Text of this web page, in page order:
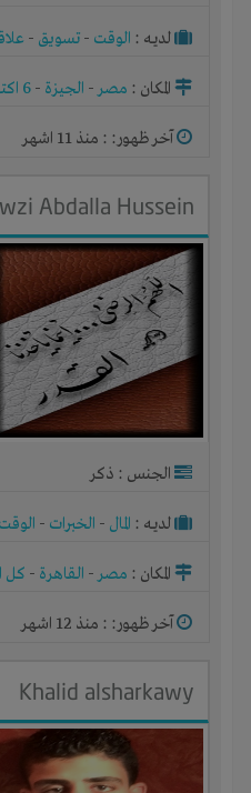
لديـه : الوقت - تسويق -
المكان : مصر- الجيزة - 6 اكتوبر
آخر ظهور: : منذ 11 اشهر
Abdalla Hussein
الجنس : ذكر
لديـه : المال - الخبرات - الوقت
المكان : مصر- القاهرة - كل
آخر ظهور: : منذ 12 اشهر
Khalid alsharkawy